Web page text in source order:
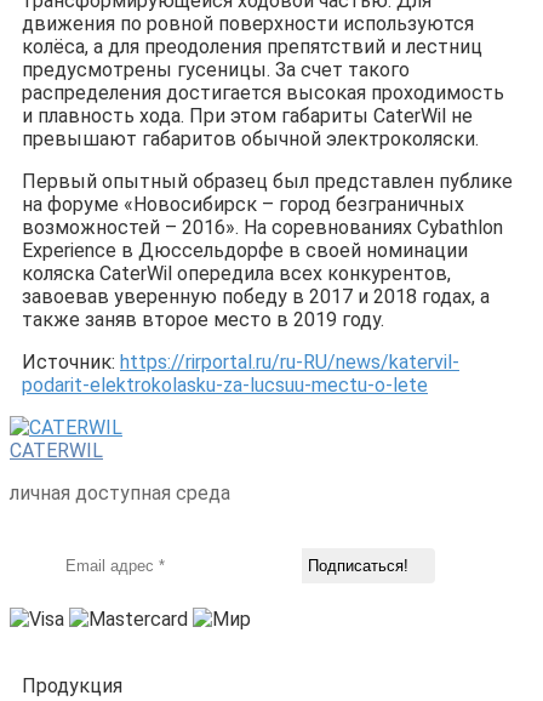
движения по ровной поверхности используются
колёса, а для преодоления препятствий и лестниц
предусмотрены гусеницы. За счет такого
распределения достигается высокая проходимость
и плавность хода. При этом габариты CaterWil не
превышают габаритов обычной электроколяски.
Первый опытный образец был представлен публике
на форуме «Новосибирск – город безграничных
возможностей – 2016». На соревнованиях Cybathlon
Experience в Дюссельдорфе в своей номинации
коляска CaterWil опередила всех конкурентов,
завоевав уверенную победу в 2017 и 2018 годах, а
также заняв второе место в 2019 году.
Источник: https://rirportal.ru/ru-RU/news/katervil-
podarit-elektrokolasku-za-lucsuu-mectu-o-lete
CATERWIL
личная доступная среда
Продукция